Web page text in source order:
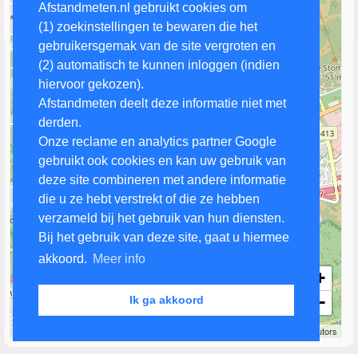
Afstandmeten.nl gebruikt cookies om
(1) zoekinstellingen te bewaren die het
gebruikersgemak van de site vergroten en
(2) automatisch te kunnen inloggen (indien
hiervoor gekozen).
Afstandmeten deelt deze informatie niet met
derden.
Onze reclame en analytics partner Google
gebruikt ook cookies en kan uw gebruik van
deze site combineren met andere informatie
die u ze hebt verstrekt of die ze hebben
verzameld bij het gebruik van hun diensten.
Bij het gebruik van deze site, gaat u hiermee
akkoord. Meer info
Ik ga akkoord
+
−
contributors